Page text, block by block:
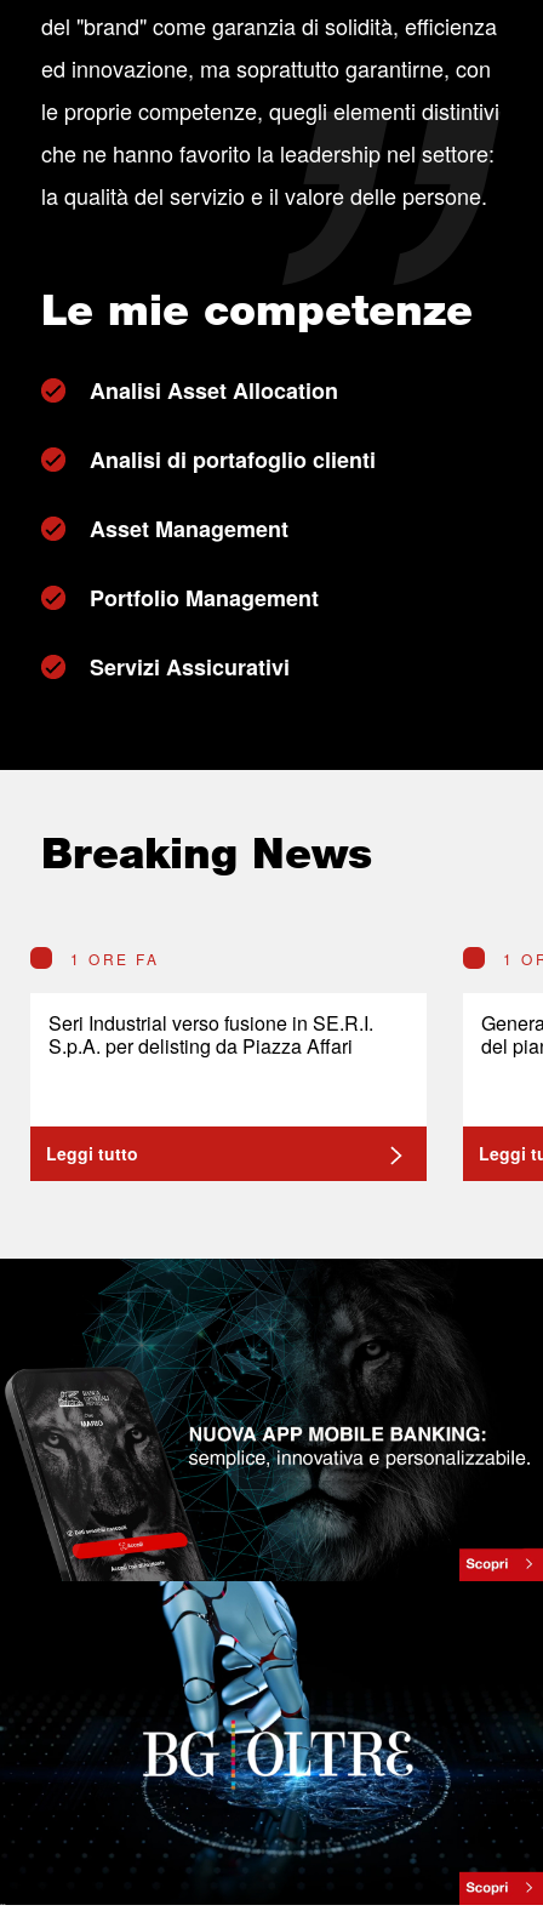
del "brand" come garanzia di solidità, efficienza
ed innovazione, ma soprattutto garantirne, con
le proprie competenze, quegli elementi distintivi
che ne hanno favorito la leadership nel settore:
la qualità del servizio e il valore delle persone.
Le mie competenze
Analisi Asset Allocation
Analisi di portafoglio clienti
Asset Management
Portfolio Management
Servizi Assicurativi
Breaking News
1 ORE FA
Seri Industrial verso fusione in SE.R.I.
S.p.A. per delisting da Piazza Affari
Leggi tutto
1
del
Leggi